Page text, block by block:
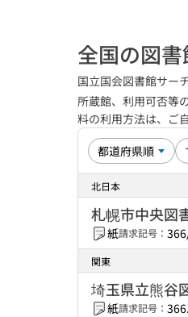
全国の図
国立国会図書館サー
所蔵館、利用可否等
料の利用方法は、ご
北日本
札幌市中央図
紙請求記号：
関東
埼玉県立熊谷
紙請求記号：